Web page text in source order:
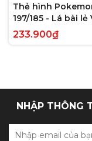
Thẻ hình
197/185 - Lá bài lẻ
Voltage Hyper
Anh chính hãng
233.900₫
NHẬP THÔNG